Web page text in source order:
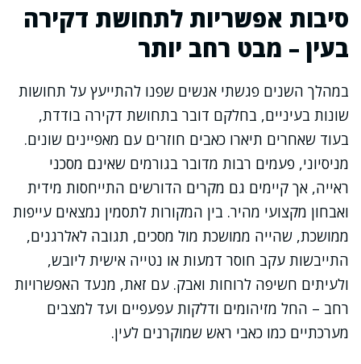
סיבות אפשריות לתחושת דקירה
בעין – מבט רחב יותר
במהלך השנים פגשתי אנשים שפנו להתייעץ על תחושות
שונות בעיניים, בחלקם דובר בתחושת דקירה בודדת,
בעוד שאחרים תיארו כאבים חוזרים עם מאפיינים שונים.
מניסיוני, פעמים רבות מדובר בגורמים שאינם מסכני
ראייה, אך קיימים גם מקרים הדורשים התייחסות מידית
ואבחון מקצועי מהיר. בין המקורות לתסמין נמצאים עייפות
ממושכת, שהייה ממושכת מול מסכים, תגובה לאלרגנים,
התייבשות עקב חוסר דמעות או נטייה אישית ליובש,
ולעיתים חשיפה לרוחות ואבק. עם זאת, מנעד האפשרויות
רחב – החל מזיהומים ודלקות עפעפיים ועד למצבים
מערכתיים כמו כאבי ראש שמוקרנים לעין.